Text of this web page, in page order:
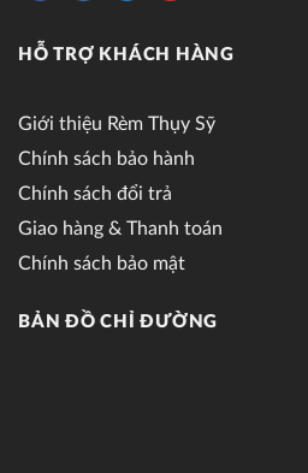
HỖ TRỢ KHÁCH HÀNG
Giới thiệu Rèm Thụy Sỹ
Chính sách bảo hành
Chính sách đổi trả
Giao hàng & Thanh toán
Chính sách bảo mật
BẢN ĐỒ CHỈ ĐƯỜNG